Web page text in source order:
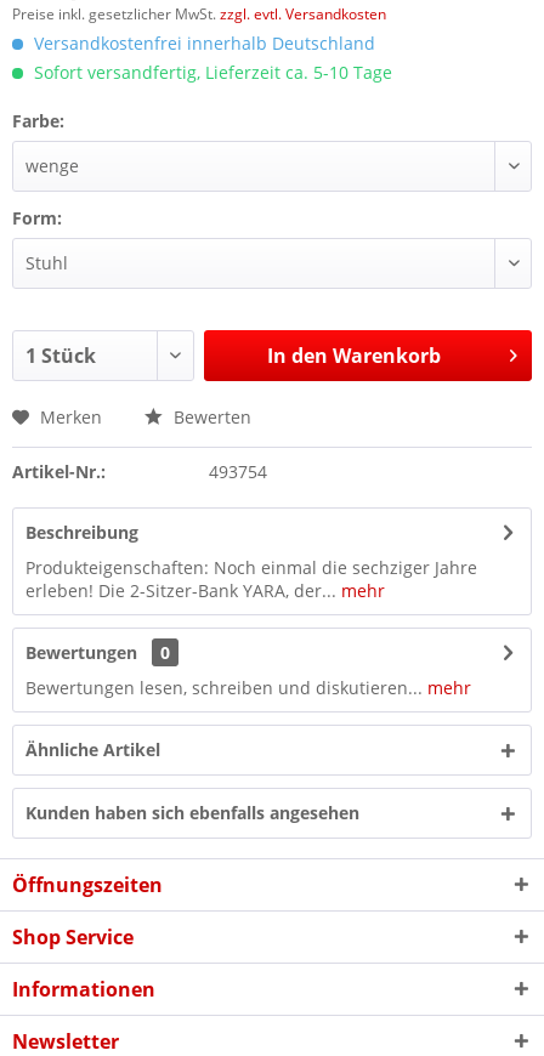
Preise inkl. gesetzlicher MwSt.zzgl. evtl. Versandkosten
Versandkostenfrei innerhalb Deutschland
Sofort versandfertig, Lieferzeit ca. 5-10 Tage
Farbe:
Form:
In den Warenkorb
Merken Bewerten
Artikel-Nr.: 493754
Beschreibung
Produkteigenschaften: Noch einmal die sechziger Jahre
erleben! Die 2-Sitzer-Bank YARA, der... mehr
Bewertungen
0
Bewertungen lesen, schreiben und diskutieren... mehr
Ähnliche Artikel
Kunden haben sich ebenfalls angesehen
Öffnungszeiten
Shop Service
Informationen
Newsletter